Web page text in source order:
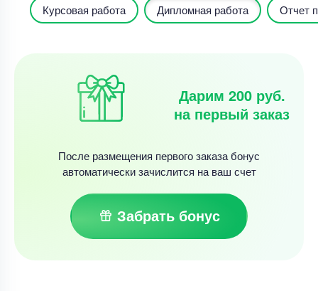
Курсовая работа Дипломная работа Отчет
Дарим 200 руб.
на первый заказ
После размещения первого заказа бонус
автоматически зачислится на ваш счет
Забрать бонус